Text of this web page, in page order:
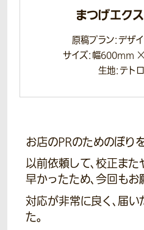
まつげエク
原稿プラン：デザ
サイズ：幅600mm
生地：テト
お店のPRのためのぼり
以前依頼して、校正ま
早かったため、今回もお
対応が非常に良く、届
た。